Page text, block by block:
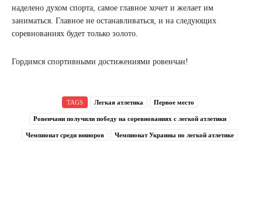
наделено духом спорта, самое главное хочет и желает им
заниматься. Главное не останавливаться, и на следующих
соревнованиях будет только золото.
Гордимся спортивными достижениями ровенчан!
TAGS Легкая атлетика Первое место
Ровенчани получили победу на соревнованиях с легкой атлетики
Чемпионат среди юниоров Чемпионат Украины по легкой атлетике